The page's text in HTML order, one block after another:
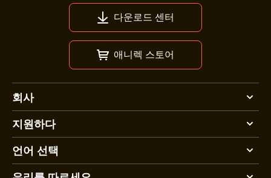
다운로드 센터
애니렉 스토어
회사
지원하다
언어 선택